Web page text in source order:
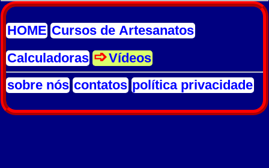
HOME Cursos de Artesanatos
Calculadoras
Vídeos
sobre nós contatos política privacidade